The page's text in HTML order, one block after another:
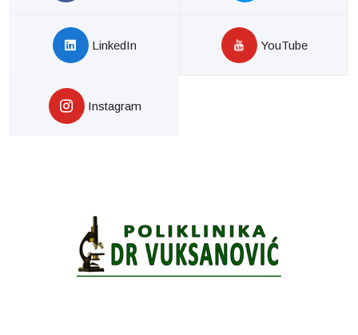
LinkedIn YouTube
Instagram